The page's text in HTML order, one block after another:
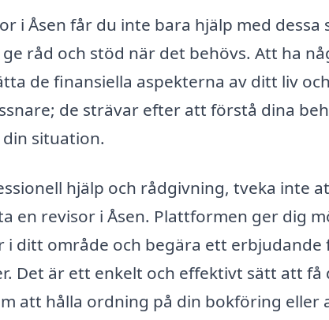
i Åsen får du inte bara hjälp med
råd och stöd när det behövs. Att ha
de finansiella aspekterna av ditt liv
de strävar efter att förstå dina
situation.
hjälp och rådgivning, tveka inte
en revisor i Åsen. Plattformen ger dig
i ditt område och begära ett
Det är ett enkelt och effektivt sätt att få
att hålla ordning på din bokföring eller